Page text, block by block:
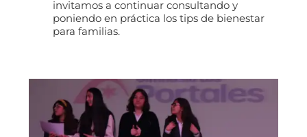
invitamos a continuar consultando y
poniendo en práctica los tips de bienestar
para familias.